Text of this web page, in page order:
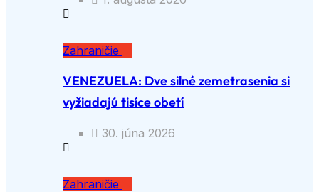
Zahraničie
VENEZUELA: Dve silné zemetrasenia si
vyžiadajú tisíce obetí
30. júna 2026
Zahraničie